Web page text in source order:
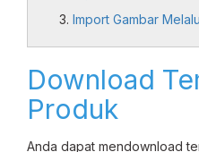
Import Gambar
Download
Produk
Anda dapat mendownload